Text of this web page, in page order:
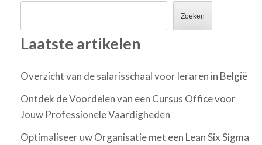
Zoeken
Laatste artikelen
Overzicht van de salarisschaal voor leraren in België
Ontdek de Voordelen van een Cursus Office voor
Jouw Professionele Vaardigheden
Optimaliseer uw Organisatie met een Lean Six Sigma